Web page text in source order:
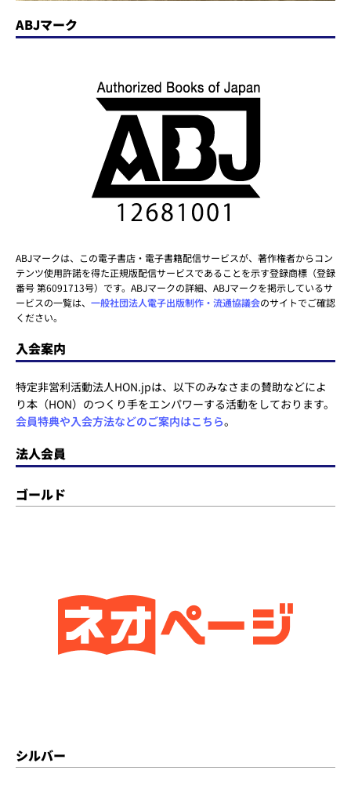
ABJマーク
ABJマークは、この電子書店・電子書籍配信サービスが、著作権者からコン
テンツ使用許諾を得た正規版配信サービスであることを示す登録商標（登録
番号 第6091713号）です。ABJマークの詳細、ABJマークを掲示しているサ
ービスの一覧は、 一般社団法人電子出版制作・流通協議会のサイトでご確認
ください。
入会案内
特定非営利活動法人HON.jpは、以下のみなさまの賛助などによ
り本（HON）のつくり手をエンパワーする活動をしております。
会員特典や入会方法などのご案内はこちら。
法人会員
ゴールド
シルバー